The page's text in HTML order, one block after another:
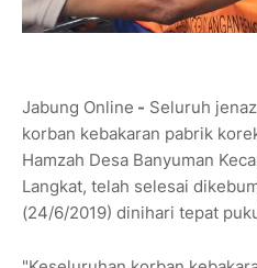
Jabung Online - Seluruh
korban kebakaran pabrik
Hamzah Desa Banyuman
Langkat, telah selesai
(24/6/2019) dinihari tepat